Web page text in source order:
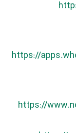
https://
https://